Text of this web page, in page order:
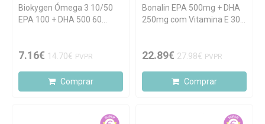
Biokygen Ómega 3 10/50
EPA 100 + DHA 500 60
7.16€ 14.70€ PVPR
Comprar
Bonalin EPA 500mg + DHA
250mg com Vitamina E 30
22.89€ 27.98€ PVPR
Comprar